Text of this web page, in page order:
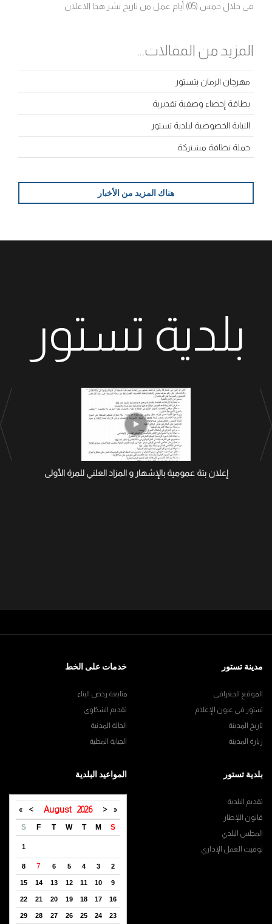
في خلال خمس (05) أيام عمل من تاريخ نشر هذا الاعلان
المزيد من المقالات...
مهرجان الرمان بتستور
بطاقة إحصاء وصفية تقديرية
النيابة الخصوصية لبلدية تستور
حملة نظافة مشتركة
هناك المزيد من الأخبار
بلدية تستور
إعلان بتة عمومية بالإشهار و المزاد العلني للمرة الأولى
مدينة تستور
الموقع الجغرافي
تستور في عيون الإعلام
تاريخ المدينة
زيارة المدينة
خدمات على الخط
متابعة رخص البناء
تقديم الشكاوي
الحالة المدنية
الجباية المحلية
بلدية تستور
تقديم البلدية
قانون اللإطار
المجلس البلدي
توقيت العمل الإداري
المواعيد البلدية
«
<
August 2026
>
»
S
M
T
W
T
F
S
1
2
3
4
5
6
7
8
9
10
11
12
13
14
15
16
17
18
19
20
21
22
23
24
25
26
27
28
29